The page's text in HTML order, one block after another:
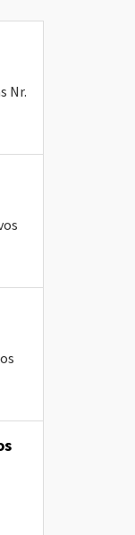
Nr.